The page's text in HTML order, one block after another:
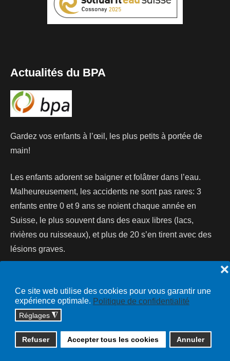
Ce site web utilise des cookies pour vous garantir une
expérience optimale. Politique de confidentialité
Réglages ◮
Refuser Accepter tous les cookies Annuler
❌
Actualités du BPA
Gardez vos enfants à l’œil, les plus petits à portée de
main!
Les enfants adorent se baigner et folâtrer dans l’eau.
Malheureusement, les accidents ne sont pas rares: 3
enfants entre 0 et 9 ans se noient chaque année en
Suisse, le plus souvent dans des eaux libres (lacs,
rivières ou ruisseaux), et plus de 20 s’en tirent avec des
lésions graves.
Copyright © 2026 cossonay.ch - tous droits réservés | site :
solutions informatiques